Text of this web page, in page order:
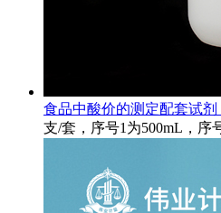
食品中酸价的测定配套试剂
支/套，序号1为500mL，序